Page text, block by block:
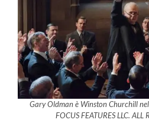
Gary Oldman è Winston Churchill
FOCUS FEATURES LLC. ALL